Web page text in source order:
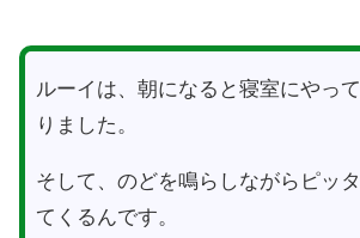
ルーイは、朝になると寝室にやっ
りました。
そして、のどを鳴らしながらピッ
てくるんです。